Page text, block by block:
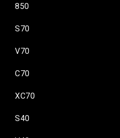
850
S70
V70
C70
XC70
S40